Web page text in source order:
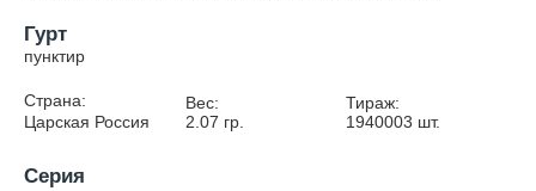
Гурт
пунктир
Страна:
Царская Россия
Вес:
2.07 гр.
Тираж:
1940003 шт.
Серия